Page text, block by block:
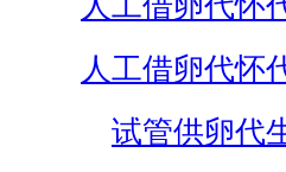
人工借卵代怀
试管供卵代